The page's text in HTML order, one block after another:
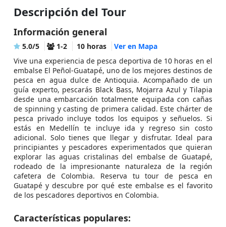
Descripción del Tour
Información general
5.0/5 1-2 10 horas
Ver en Mapa
Vive una experiencia de pesca deportiva de 10 horas en el
embalse El Peñol-Guatapé, uno de los mejores destinos de
pesca en agua dulce de Antioquia. Acompañado de un
guía experto, pescarás Black Bass, Mojarra Azul y Tilapia
desde una embarcación totalmente equipada con cañas
de spinning y casting de primera calidad. Este chárter de
pesca privado incluye todos los equipos y señuelos. Si
estás en Medellín te incluye ida y regreso sin costo
adicional. Solo tienes que llegar y disfrutar. Ideal para
principiantes y pescadores experimentados que quieran
explorar las aguas cristalinas del embalse de Guatapé,
rodeado de la impresionante naturaleza de la región
cafetera de Colombia. Reserva tu tour de pesca en
Guatapé y descubre por qué este embalse es el favorito
de los pescadores deportivos en Colombia.
Características populares: